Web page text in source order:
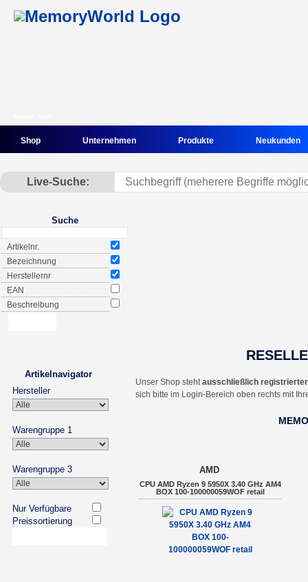
Shop Unternehmen Produkte Neukunden
Live-Suche:
Suche
Artikelnr.
Bezeichnung
Herstellernr
EAN
Beschreibung
Artikelnavigator
Hersteller
Warengruppe 1
Warengruppe 3
Nur Verfügbare
Preissortierung
Unser Shop stehtausschließlich
sich bitte im Login-Bereich oben rechts mit
AMD
CPU AMD Ryzen 9 5950X 3.40 GHz AM4
BOX 100-100000059WOF retail